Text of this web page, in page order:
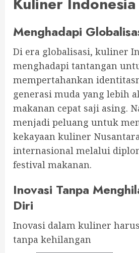
Menghadapi
Di era globalisasi, kuliner
menghadapi tantangan
mempertahankan
generasi muda yang lebih
makanan cepat saji asing.
menjadi peluang untuk
kekayaan kuliner
internasional melalui
festival makanan.
Inovasi Tanpa
Diri
Inovasi dalam kuliner
tanpa kehilangan